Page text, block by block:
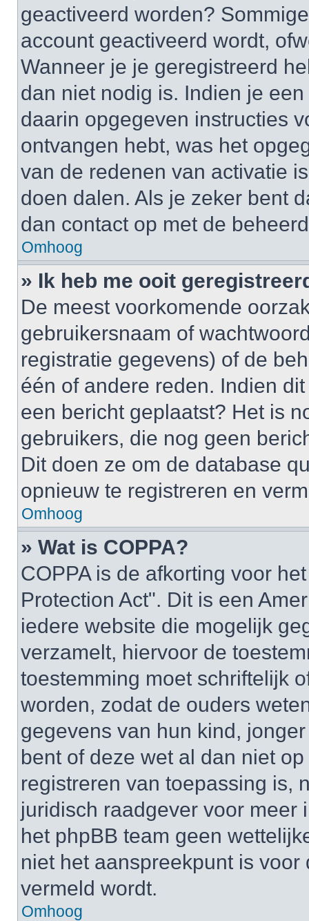
geactiveerd worden?
account geactiveerd wordt,
Wanneer je je geregistreerd
dan niet nodig is. Indien je
daarin opgegeven instructies
ontvangen hebt, was het
van de redenen van activatie
doen dalen. Als je zeker bent
dan contact op met de
Omhoog
» Ik heb me ooit
De meest voorkomende
gebruikersnaam of
registratie gegevens) of de
één of andere reden. Indien
een bericht geplaatst? Het is
gebruikers, die nog geen
Dit doen ze om de database
opnieuw te registreren en
Omhoog
» Wat is COPPA?
COPPA is de afkorting voor
Protection Act". Dit is een
iedere website die mogelijk
verzamelt, hiervoor de
toestemming moet schriftelijk
worden, zodat de ouders
gegevens van hun kind,
bent of deze wet al dan niet
registreren van toepassing is,
juridisch raadgever voor meer
het phpBB team geen
niet het aanspreekpunt is
vermeld wordt.
Omhoog